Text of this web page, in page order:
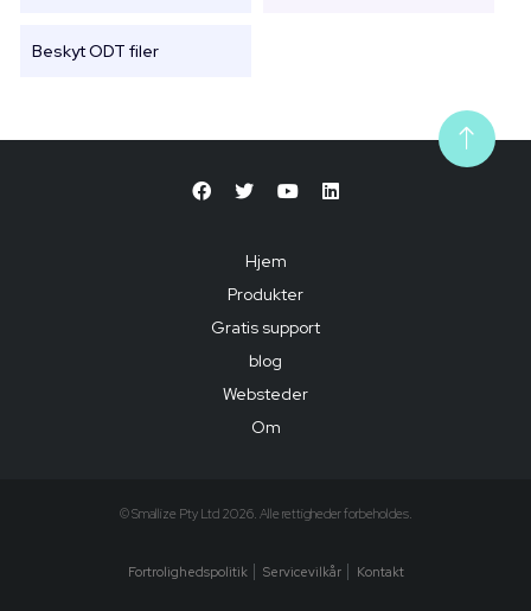
Beskyt ODT filer
Hjem
Produkter
Gratis support
blog
Websteder
Om
© Smallize Pty Ltd 2026. Alle rettigheder forbeholdes.
Fortrolighedspolitik Servicevilkår Kontakt